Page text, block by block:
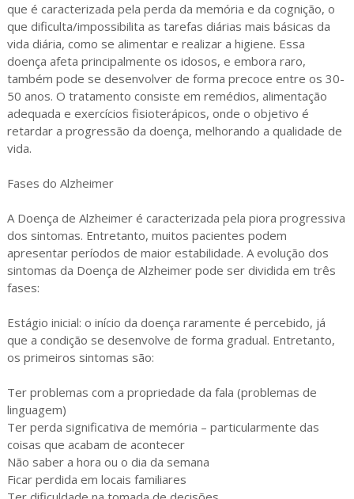
que é caracterizada pela perda da memória e da cognição, o
que dificulta/impossibilita as tarefas diárias mais básicas da
vida diária, como se alimentar e realizar a higiene. Essa
doença afeta principalmente os idosos, e embora raro,
também pode se desenvolver de forma precoce entre os 30-
50 anos. O tratamento consiste em remédios, alimentação
adequada e exercícios fisioterápicos, onde o objetivo é
retardar a progressão da doença, melhorando a qualidade de
vida.
Fases do Alzheimer
A Doença de Alzheimer é caracterizada pela piora progressiva
dos sintomas. Entretanto, muitos pacientes podem
apresentar períodos de maior estabilidade. A evolução dos
sintomas da Doença de Alzheimer pode ser dividida em três
fases:
Estágio inicial: o início da doença raramente é percebido, já
que a condição se desenvolve de forma gradual. Entretanto,
os primeiros sintomas são:
Ter problemas com a propriedade da fala (problemas de
linguagem)
Ter perda significativa de memória – particularmente das
coisas que acabam de acontecer
Não saber a hora ou o dia da semana
Ficar perdida em locais familiares